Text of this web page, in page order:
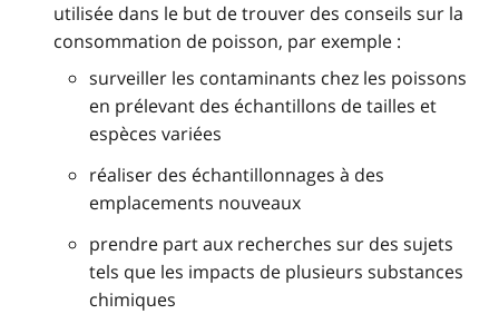
utilisée dans le but de trouver des conseils sur la
consommation de poisson, par exemple :
surveiller les contaminants chez les poissons
en prélevant des échantillons de tailles et
espèces variées
réaliser des échantillonnages à des
emplacements nouveaux
prendre part aux recherches sur des sujets
tels que les impacts de plusieurs substances
chimiques